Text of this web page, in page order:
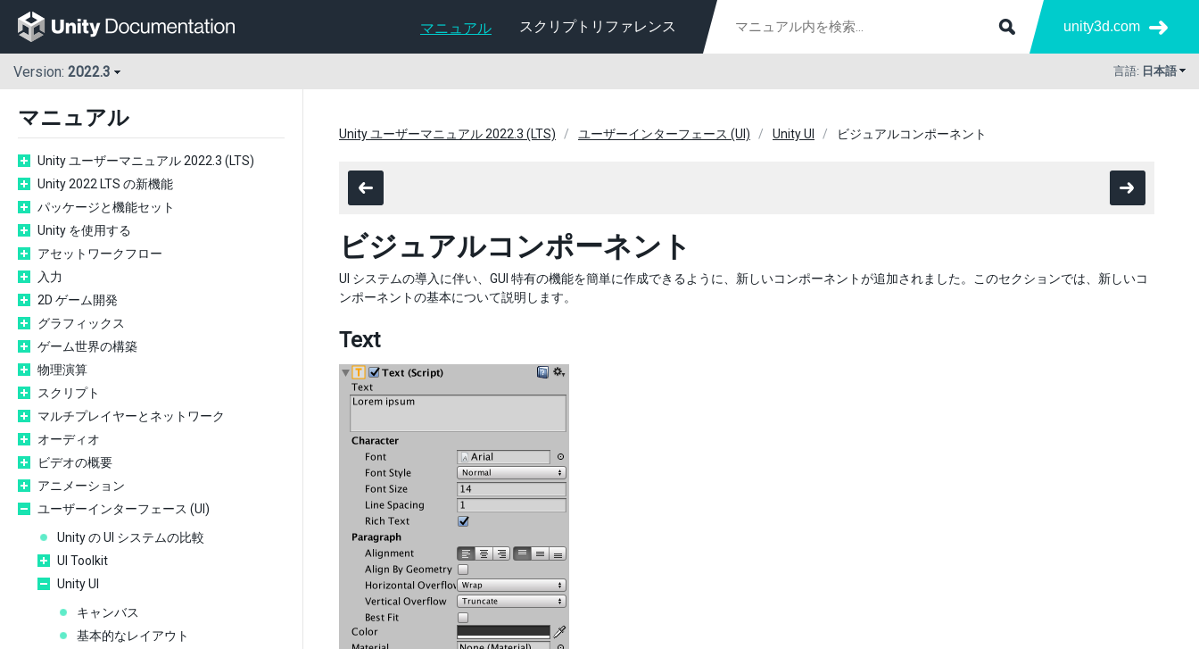
マニュアル スクリプトリファレンス unity3d.com
Version: 2022.3 言語: 日本語
マニュアル
Unity ユーザーマニュアル 2022.3 (LTS)
Unity 2022 LTS の新機能
パッケージと機能セット
Unity を使用する
アセットワークフロー
入力
2D ゲーム開発
グラフィックス
ゲーム世界の構築
物理演算
スクリプト
マルチプレイヤーとネットワーク
オーディオ
ビデオの概要
アニメーション
ユーザーインターフェース (UI)
Unity の UI システムの比較
UI Toolkit
Unity UI
キャンバス
基本的なレイアウト
Unity ユーザーマニュアル 2022.3 (LTS) ユーザーインターフェース (UI) Unity UI ビジュアルコンポーネント
ビジュアルコンポーネント
UI システムの導入に伴い、GUI 特有の機能を簡単に作成できるように、新しいコンポーネントが追加されました。このセクションでは、新しいコ
ンポーネントの基本について説明します。
Text